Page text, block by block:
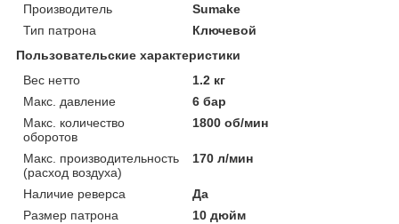
Производитель
Sumake
Тип патрона
Ключевой
Пользовательские характеристики
Вес нетто
1.2 кг
Макс. давление
6 бар
Макс. количество
оборотов
1800 об/мин
Макс. производительность
(расход воздуха)
170 л/мин
Наличие реверса
Да
Размер патрона
10 дюйм